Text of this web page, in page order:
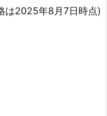
は2025年8月7日時点)